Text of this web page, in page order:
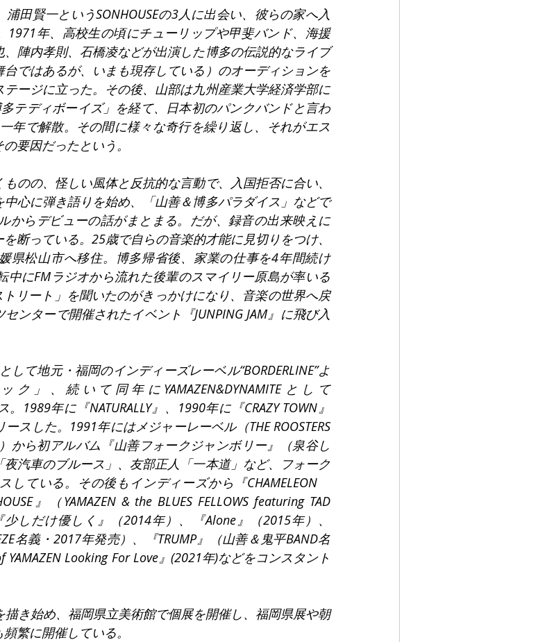
田賢一というSONHOUSEの3人に出会い、彼らの家へ入
1971年、高校生の頃にチューリップや甲斐バンド、海援
陣内孝則、石橋凌などが出演した博多の伝説的なライブ
ではあるが、いまも現存している）のオーディションを
ージに立った。その後、山部は九州産業大学経済学部に
テディボーイズ」を経て、日本初のパンクバンドと言わ
年で解散。その間に様々な奇行を繰り返し、それがエス
要因だったという。
のの、怪しい風体と反抗的な言動で、入国拒否に合い、
心に弾き語りを始め、「山善＆博多パラダイス」などで
からデビューの話がまとまる。だが、録音の出来映えに
断っている。25歳で自らの音楽的才能に見切りをつけ、
県松山市へ移住。博多帰省後、家業の仕事を4年間続け
中にFMラジオから流れた後輩のスマイリー原島が率いる
トリート」を聞いたのがきっかけになり、音楽の世界へ戻
ンターで開催されたイベント『JUNPING JAM』に飛び入
て地元・福岡のインディーズレーベル“BORDERLINE”よ
」、続いて同年にYAMAZEN&DYNAMITEとして
1989年に『NATURALLY』、1990年に『CRAZY TOWN』
スした。1991年にはメジャーレーベル（THE ROOSTERS
から初アルバム『山善フォークジャンボリー』（泉谷し
汽車のブルース」、友部正人「一本道」など、フォーク
している。その後もインディーズから『CHAMELEON
』（YAMAZEN & the BLUES FELLOWS featuring TAD
しだけ優しく』（2014年）、『Alone』（2015年）、
名義・2017年発売）、『TRUMP』（山善＆鬼平BAND名
Looking For Love』(2021年)などをコンスタント
き始め、福岡県立美術館で個展を開催し、福岡県展や朝
繁に開催している。